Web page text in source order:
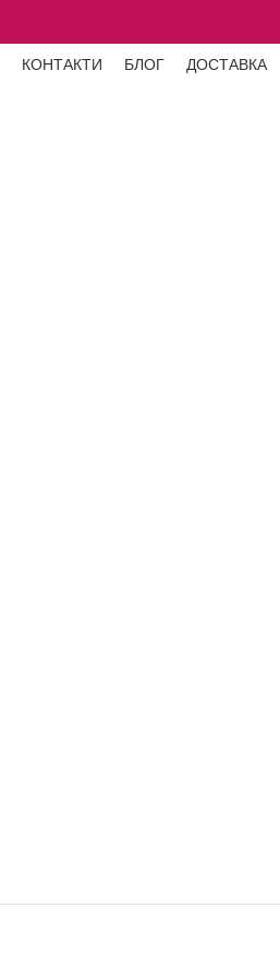
КОНТАКТИ БЛОГ ДОСТАВКА